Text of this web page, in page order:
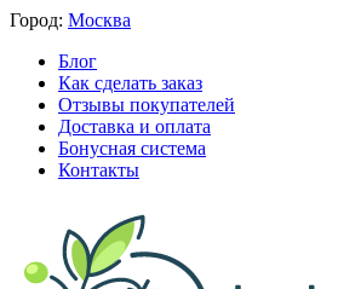
Город: Москва
Блог
Как сделать заказ
Отзывы покупателей
Доставка и оплата
Бонусная система
Контакты